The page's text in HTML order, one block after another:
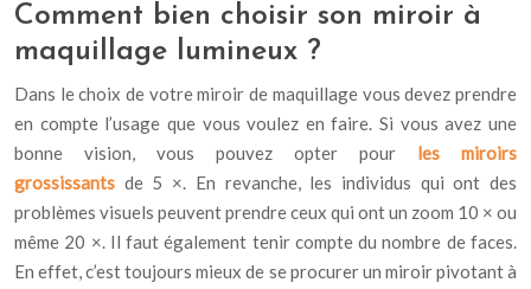
Comment bien choisir son miroir à
maquillage lumineux ?
Dans le choix de votre miroir de maquillage vous devez prendre
en compte l’usage que vous voulez en faire. Si vous avez une
bonne vision, vous pouvez opter pour
les miroirs
grossissants de 5 ×. En revanche, les individus qui ont des
problèmes visuels peuvent prendre ceux qui ont un zoom 10 × ou
même 20 ×. Il faut également tenir compte du nombre de faces.
En effet, c’est toujours mieux de se procurer un miroir pivotant à